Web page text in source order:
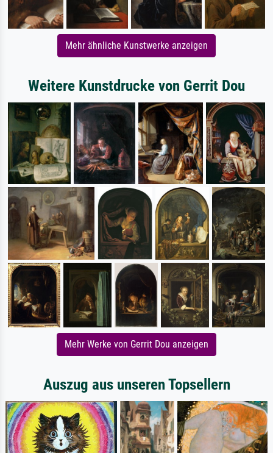
Mehr ähnliche Kunstwerke anzeigen
Weitere Kunstdrucke von Gerrit Dou
Mehr Werke von Gerrit Dou anzeigen
Auszug aus unseren Topsellern